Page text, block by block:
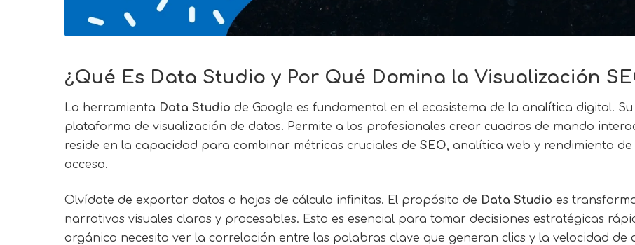
¿Qué Es Data Studio y Por Qué Domina la Visualización
La herramienta Data Studio de Google es fundamental en el ecosistema de la analítica digital.
plataforma de visualización de datos. Permite a los profesionales crear cuadros de mando
reside en la capacidad para combinar métricas cruciales de SEO, analítica web y rendimiento
acceso.
Olvídate de exportar datos a hojas de cálculo infinitas. El propósito de Data Studio es
narrativas visuales claras y procesables. Esto es esencial para tomar decisiones estratégicas
orgánico necesita ver la correlación entre las palabras clave que generan clics y la velocidad de